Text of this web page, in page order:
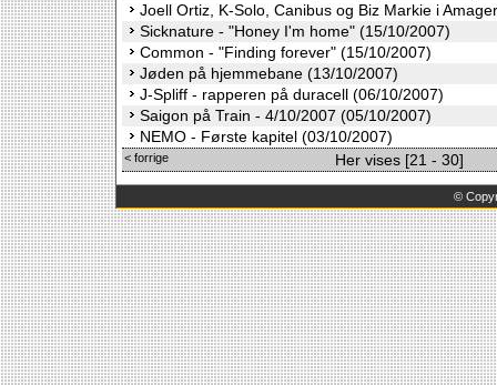
Joell Ortiz, K-Solo, Canibus og Biz Markie i
Sicknature - "Honey I'm home" (15/10/2007)
Common - "Finding forever" (15/10/2007)
Jøden på hjemmebane (13/10/2007)
J-Spliff - rapperen på duracell (06/10/2007)
Saigon på Train - 4/10/2007 (05/10/2007)
NEMO - Første kapitel (03/10/2007)
< forrige Her vises [21 - 30]
©